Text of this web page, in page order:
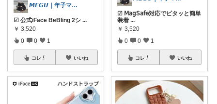
𝙈𝙀𝙂𝙐｜年子ママ の暮らし
☑︎ 公式iFace BeBling 2シ ...
￥ 3,520
0 0 1
コレ いいね
☑︎ 𝖬𝖺𝗀𝖲𝖺𝖿𝖾対応でピタッと簡単
装着 ...
￥ 3,520
0 0 1
コレ いいね